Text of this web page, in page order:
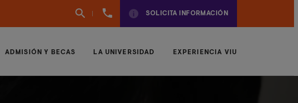
960
SOLICITA INFORMACIÓN
ADMISIÓN Y BECAS LA UNIVERSIDAD EXPERIENCIA VIU